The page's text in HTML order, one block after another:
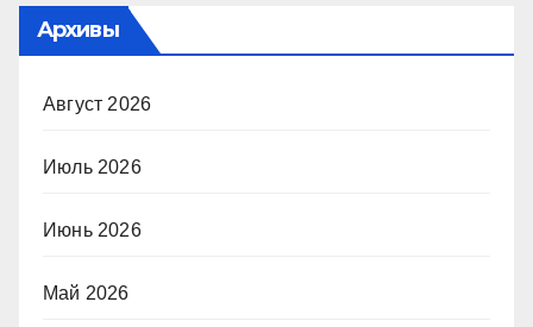
Архивы
Август 2026
Июль 2026
Июнь 2026
Май 2026